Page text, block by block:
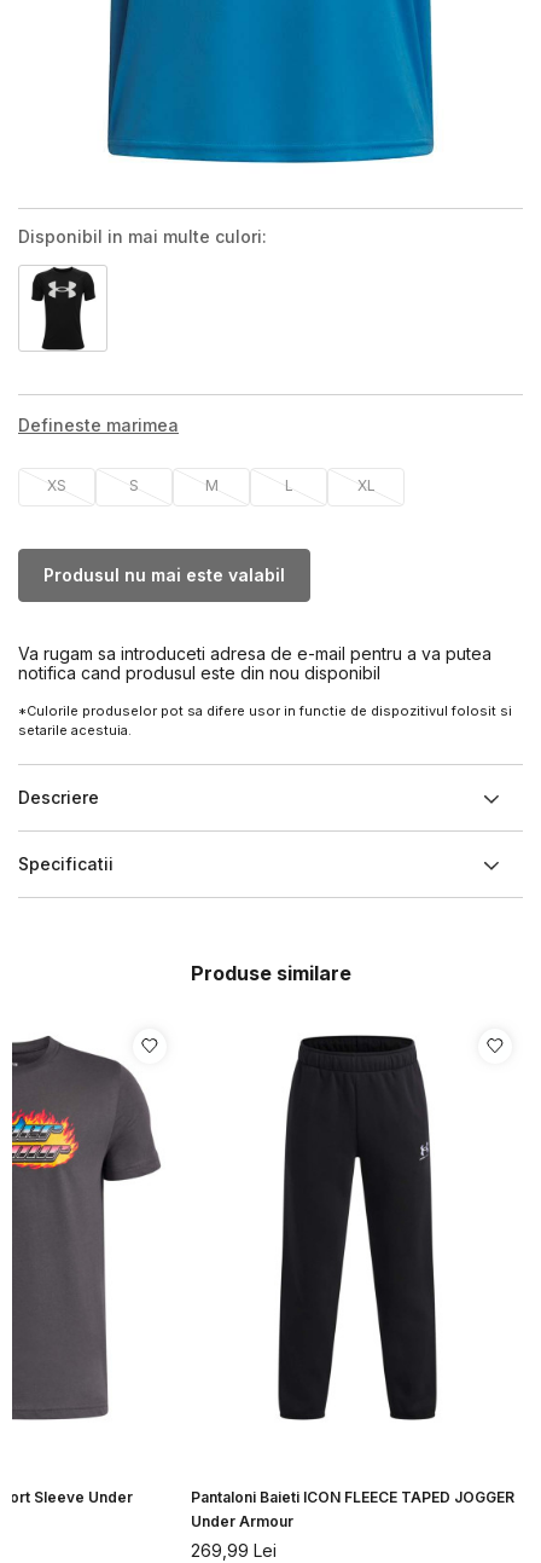
Disponibil in mai multe culori:
Defineste marimea
XS S M L XL
Produsul nu mai este valabil
Va rugam sa introduceti adresa de e-mail pentru a va putea
notifica cand produsul este din nou disponibil
*Culorile produselor pot sa difere usor in functie de dispozitivul folosit si
setarile acestuia.
Descriere
Specificatii
Produse similare
Sleeve Under
Pantaloni Baieti ICON FLEECE TAPED JOGGER
Under Armour
269,99 Lei